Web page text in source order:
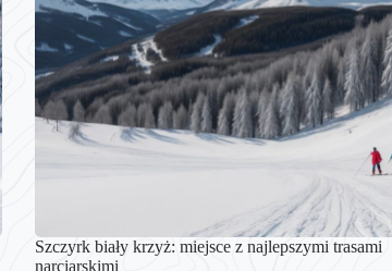
Szczyrk biały krzyż: miejsce z najlepszymi trasami
narciarskimi